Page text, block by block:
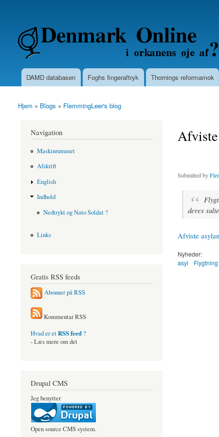
Denmarkonline.dk - blognyheder om
Main menu
DAMD databasen Foghs fingeraftryk Thornings reformamok
You are here
Hjem » Blogs » FlemmingLeer's blog
Afviste
Submitted by
deres
Afviste
Nyheder:
asyl
Flygtning
Navigation
Maskinrummet
Afskrift
English
Indhold
Nedtrykt og Nato Soldat ?
Links
Gratis RSS feeds
Abonner på RSS
Kommentar RSS
Hvad er etRSS feed ?
- Læs mere om det
Drupal CMS
Jeg benytter
Open source CMS system.